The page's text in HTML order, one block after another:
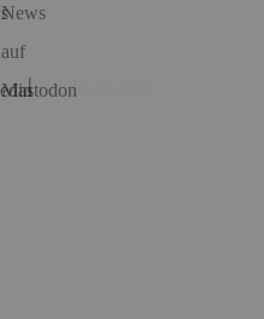
Hol dir die App!